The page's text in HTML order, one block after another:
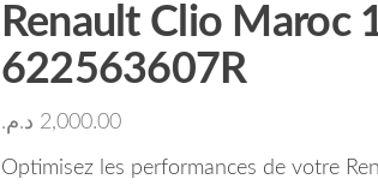
Renault Clio Maroc
622563607R
2,000.00 د.م.
Optimisez les performances de votre